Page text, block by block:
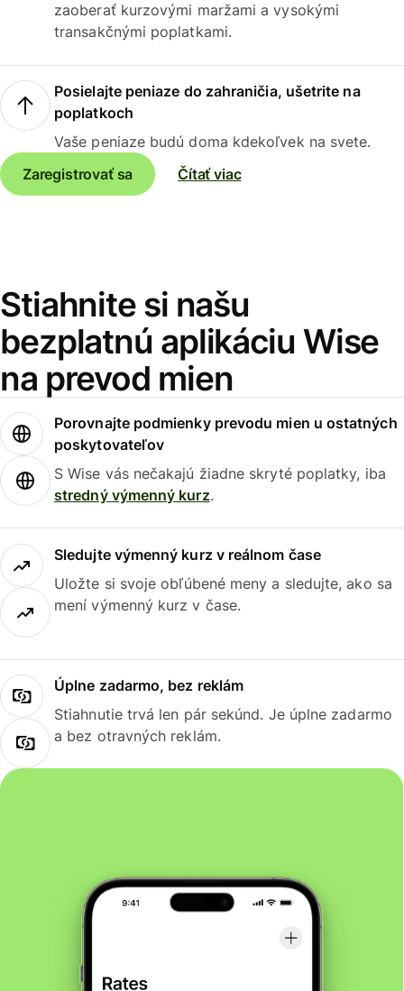
zaoberať kurzovými maržami a vysokými
transakčnými poplatkami.
Posielajte peniaze do zahraničia, ušetrite na
poplatkoch
Vaše peniaze budú doma kdekoľvek na svete.
Zaregistrovať sa
Čítať viac
Stiahnite si našu
bezplatnú aplikáciu Wise
na prevod mien
Porovnajte podmienky prevodu mien u ostatných
poskytovateľov
S Wise vás nečakajú žiadne skryté poplatky, iba
stredný výmenný kurz.
Sledujte výmenný kurz v reálnom čase
Uložte si svoje obľúbené meny a sledujte, ako sa
mení výmenný kurz v čase.
Úplne zadarmo, bez reklám
Stiahnutie trvá len pár sekúnd. Je úplne zadarmo
a bez otravných reklám.